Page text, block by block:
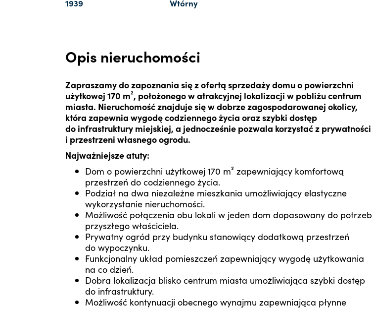
1939 Wtórny
Opis nieruchomości
Zapraszamy do zapoznania się z ofertą sprzedaży domu o powierzchni
użytkowej 170 m², położonego w atrakcyjnej lokalizacji w pobliżu centrum
miasta. Nieruchomość znajduje się w dobrze zagospodarowanej okolicy,
która zapewnia wygodę codziennego życia oraz szybki dostęp
do infrastruktury miejskiej, a jednocześnie pozwala korzystać z prywatności
i przestrzeni własnego ogrodu.
Najważniejsze atuty:
Dom o powierzchni użytkowej 170 m² zapewniający komfortową
przestrzeń do codziennego życia.
Podział na dwa niezależne mieszkania umożliwiający elastyczne
wykorzystanie nieruchomości.
Możliwość połączenia obu lokali w jeden dom dopasowany do potrzeb
przyszłego właściciela.
Prywatny ogród przy budynku stanowiący dodatkową przestrzeń
do wypoczynku.
Funkcjonalny układ pomieszczeń zapewniający wygodę użytkowania
na co dzień.
Dobra lokalizacja blisko centrum miasta umożliwiająca szybki dostęp
do infrastruktury.
Możliwość kontynuacji obecnego wynajmu zapewniająca płynne